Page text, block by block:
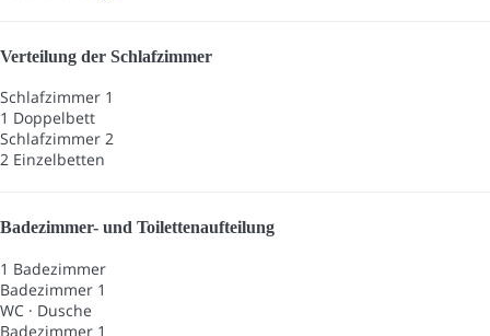
Verteilung der Schlafzimmer
Schlafzimmer 1
1 Doppelbett
Schlafzimmer 2
2 Einzelbetten
Badezimmer- und Toilettenaufteilung
1 Badezimmer
Badezimmer 1
WC · Dusche
Badezimmer 1